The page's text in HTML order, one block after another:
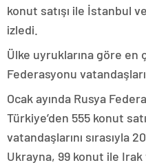
konut satışı ile İstanbul
izledi.
Ülke uyruklarına göre en
Federasyonu
Ocak ayında Rusya
Türkiye’den 555 konut
vatandaşlarını sırasıyla
Ukrayna, 99 konut ile